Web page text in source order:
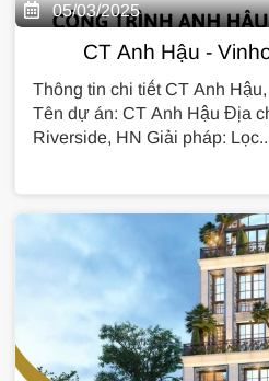
05/03/2025
CT Anh Hậu -
Thông tin chi tiết CT Anh
Tên dự án: CT Anh Hậu Địa
Riverside, HN Giải pháp: